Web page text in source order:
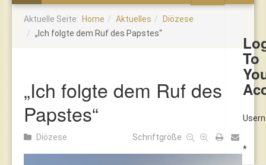
To
*
Aktuelle Seite: Home Aktuelles
Diözese
„Ich folgte dem Ruf des Papstes“
„Ich folgte dem Ruf des
Papstes“
Diözese Schriftgröße